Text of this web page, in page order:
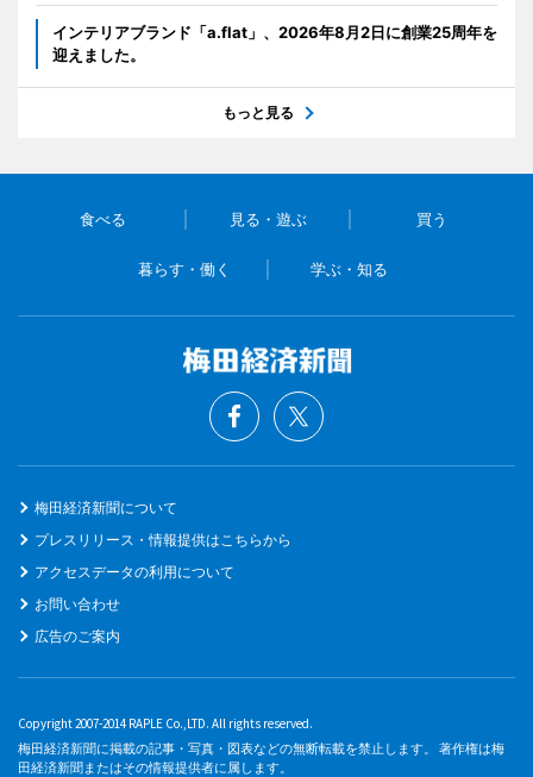
インテリアブランド「a.flat」、2026年8月2日に創業25周年を
迎えました。
もっと見る
食べる 見る・遊ぶ 買う
暮らす・働く 学ぶ・知る
梅田経済新聞について
プレスリリース・情報提供はこちらから
アクセスデータの利用について
お問い合わせ
広告のご案内
Copyright 2007-2014 RAPLE Co.,LTD. All rights reserved.
梅田経済新聞に掲載の記事・写真・図表などの無断転載を禁止します。 著作権は梅
田経済新聞またはその情報提供者に属します。